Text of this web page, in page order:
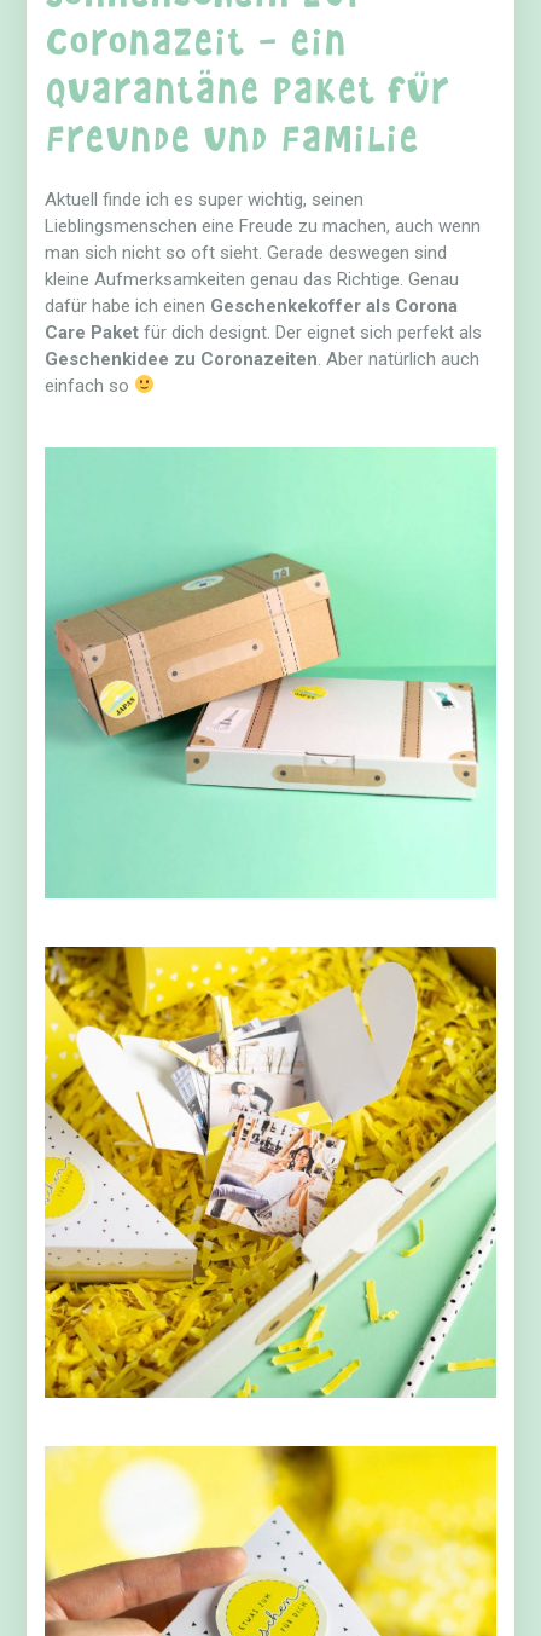
Coronazeit – ein
Quarantäne Paket für
Freunde und Familie
Aktuell finde ich es super wichtig, seinen
Lieblingsmenschen eine Freude zu machen, auch wenn
man sich nicht so oft sieht. Gerade deswegen sind
kleine Aufmerksamkeiten genau das Richtige. Genau
dafür habe ich einen Geschenkekoffer als Corona
Care Paket für dich designt. Der eignet sich perfekt als
Geschenkidee zu Coronazeiten. Aber natürlich auch
einfach so